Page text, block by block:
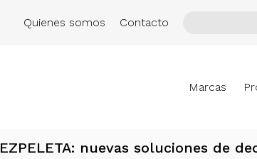
Quienes somos Contacto
Marcas
EZPELETA: nuevas soluciones de